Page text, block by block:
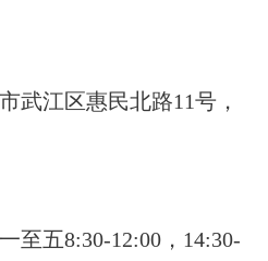
武江区惠民北路11号，
至五8:30-12:00，14:30-